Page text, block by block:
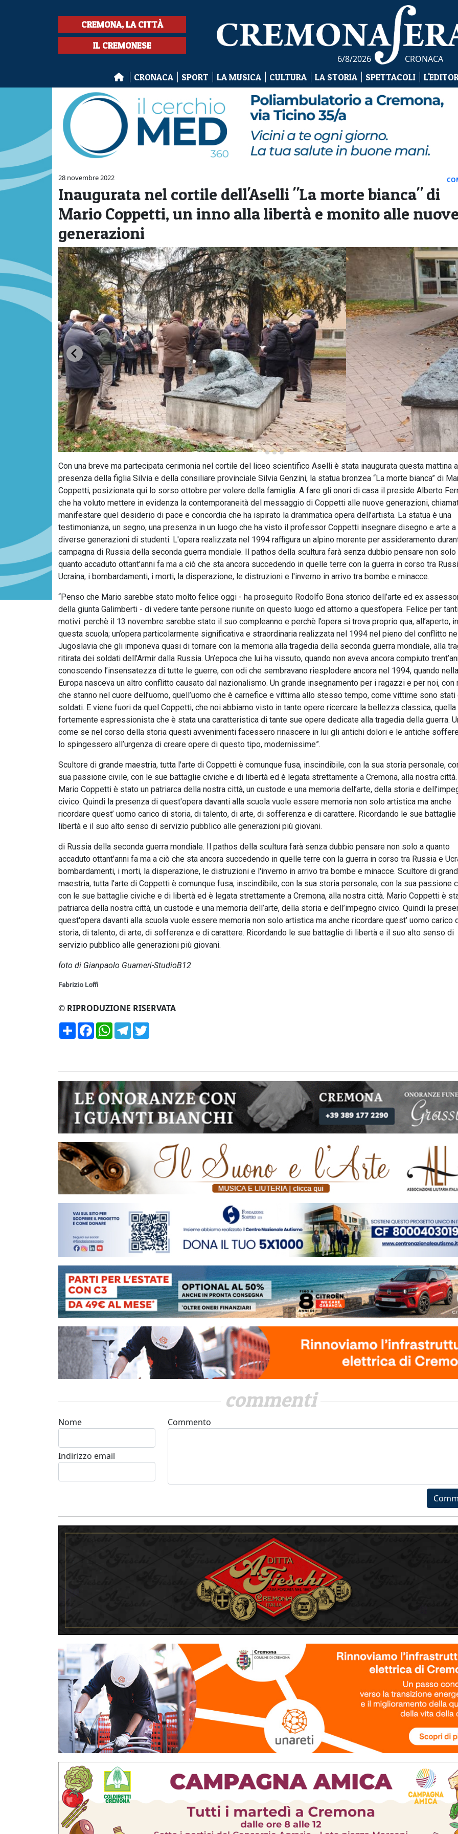
CREMONA, LA CITTÀ
IL CREMONESE
6/8/2026 CRONACA
CRONACA SPORT LA MUSICA CULTURA LA STORIA SPETTACOLI
28 novembre 2022
Inaugurata nel cortile dell'Aselli "La morte bianca" di
Mario Coppetti, un inno alla libertà e monito alle
generazioni
Con una breve ma partecipata cerimonia nel cortile del liceo scientifico Aselli è stata inaugurata questa mattina
presenza della figlia Silvia e della consiliare provinciale Silvia Genzini, la statua bronzea “La morte bianca” di
Coppetti, posizionata qui lo sorso ottobre per volere della famiglia. A fare gli onori di casa il preside Alberto
che ha voluto mettere in evidenza la contemporaneità del messaggio di Coppetti alle nuove generazioni,
manifestare quel desiderio di pace e concordia che ha ispirato la drammatica opera dell’artista. La statua è una
testimonianza, un segno, una presenza in un luogo che ha visto il professor Coppetti insegnare disegno e arte a
diverse generazioni di studenti. L'opera realizzata nel 1994 raffigura un alpino morente per assideramento
campagna di Russia della seconda guerra mondiale. Il pathos della scultura farà senza dubbio pensare non solo
quanto accaduto ottant'anni fa ma a ciò che sta ancora succedendo in quelle terre con la guerra in corso tra
Ucraina, i bombardamenti, i morti, la disperazione, le distruzioni e l'inverno in arrivo tra bombe e minacce.
“Penso che Mario sarebbe stato molto felice oggi - ha proseguito Rodolfo Bona storico dell’arte ed ex
della giunta Galimberti - di vedere tante persone riunite on questo luogo ed attorno a quest’opera. Felice per
motivi: perchè il 13 novembre sarebbe stato il suo compleanno e perchè l’opera si trova proprio qua, all’aperto, in
questa scuola; un’opera particolarmente significativa e straordinaria realizzata nel 1994 nel pieno del conflitto
Jugoslavia che gli imponeva quasi di tornare con la memoria alla tragedia della seconda guerra mondiale, alla
ritirata dei soldati dell’Armir dalla Russia. Un’epoca che lui ha vissuto, quando non aveva ancora compiuto
conoscendo l’insensatezza di tutte le guerre, con odi che sembravano riesplodere ancora nel 1994, quando
Europa nasceva un altro conflitto causato dal nazionalismo. Un grande insegnamento per i ragazzi e per noi, con
che stanno nel cuore dell’uomo, quell’uomo che è carnefice e vittima allo stesso tempo, come vittime sono stati
soldati. E viene fuori da quel Coppetti, che noi abbiamo visto in tante opere ricercare la bellezza classica, quella
fortemente espressionista che è stata una caratteristica di tante sue opere dedicate alla tragedia della guerra.
come se nel corso della storia questi avvenimenti facessero rinascere in lui gli antichi dolori e le antiche
lo spingessero all’urgenza di creare opere di questo tipo, modernissime”.
Scultore di grande maestria, tutta l'arte di Coppetti è comunque fusa, inscindibile, con la sua storia personale,
sua passione civile, con le sue battaglie civiche e di libertà ed è legata strettamente a Cremona, alla nostra città.
Mario Coppetti è stato un patriarca della nostra città, un custode e una memoria dell’arte, della storia e
civico. Quindi la presenza di quest'opera davanti alla scuola vuole essere memoria non solo artistica ma anche
ricordare quest’ uomo carico di storia, di talento, di arte, di sofferenza e di carattere. Ricordando le sue battaglie
libertà e il suo alto senso di servizio pubblico alle generazioni più giovani.
di Russia della seconda guerra mondiale. Il pathos della scultura farà senza dubbio pensare non solo a quanto
accaduto ottant'anni fa ma a ciò che sta ancora succedendo in quelle terre con la guerra in corso tra Russia e
bombardamenti, i morti, la disperazione, le distruzioni e l'inverno in arrivo tra bombe e minacce. Scultore di
maestria, tutta l'arte di Coppetti è comunque fusa, inscindibile, con la sua storia personale, con la sua passione
con le sue battaglie civiche e di libertà ed è legata strettamente a Cremona, alla nostra città. Mario Coppetti è
patriarca della nostra città, un custode e una memoria dell’arte, della storia e dell’impegno civico. Quindi la
quest'opera davanti alla scuola vuole essere memoria non solo artistica ma anche ricordare quest’ uomo carico
storia, di talento, di arte, di sofferenza e di carattere. Ricordando le sue battaglie di libertà e il suo alto senso di
servizio pubblico alle generazioni più giovani.
foto di Gianpaolo Guarneri-StudioB12
Fabrizio Loffi
© RIPRODUZIONE RISERVATA
CondividiFacebookWhatsApp
Telegram
commenti
Nome
Indirizzo email
Commento